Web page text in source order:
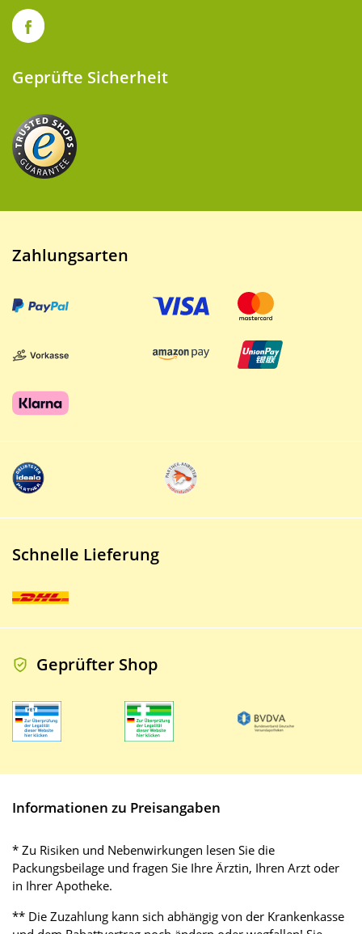
Geprüfte Sicherheit
Zahlungsarten
Schnelle Lieferung
Geprüfter Shop
Informationen zu Preisangaben
* Zu Risiken und Nebenwirkungen lesen Sie die
Packungsbeilage und fragen Sie Ihre Ärztin, Ihren Arzt oder
in Ihrer Apotheke.
** Die Zuzahlung kann sich abhängig von der Krankenkasse